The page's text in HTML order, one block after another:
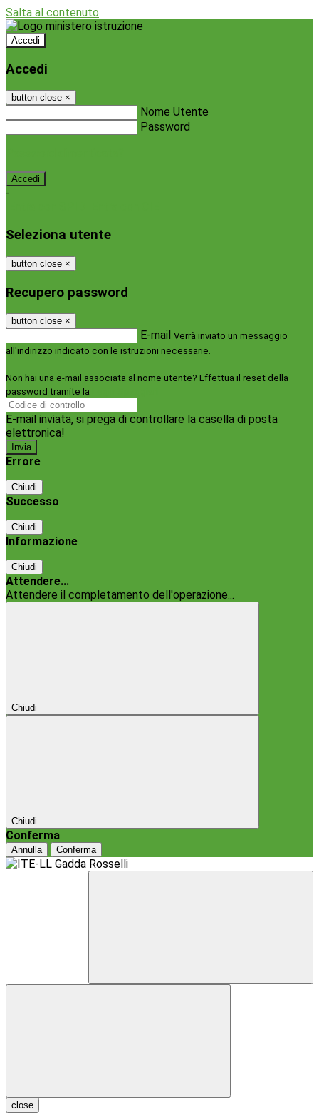
Salta al contenuto
Accedi
Accedi
button close ×
Nome Utente
Password
-
Seleziona utente
button close ×
Recupero password
button close ×
E-mail Verrà inviato un messaggio
all'indirizzo indicato con le istruzioni necessarie.
Non hai una e-mail associata al nome utente? Effettua il reset della
password tramite la
E-mail inviata, si prega di controllare la casella di posta
elettronica!
Errore
Chiudi
Successo
Chiudi
Informazione
Chiudi
Attendere...
Attendere il completamento dell'operazione...
Chiudi
Chiudi
Conferma
Annulla Conferma
close